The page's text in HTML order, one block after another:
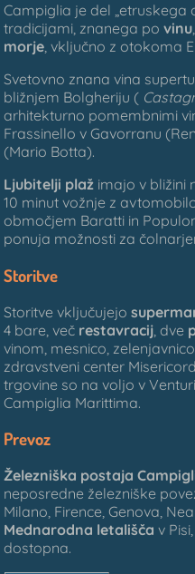
Campiglia je del
tradicijami, znanega povinu
morje, vključno z otokoma
Svetovno znana vina
bližnjem Bolgheriju (
arhitekturno pomembnimi
Frassinello v Gavorranu
(Mario Botta).
Ljubitelji plaž imajo v bližini
10 minut vožnje z
območjem Baratti in
ponuja možnosti za
Storitve
Storitve vključujejo
4 bare, več restavracij , dve
vinom, mesnico,
zdravstveni center
trgovine so na voljo v
Campiglia Marittima.
Prevoz
Železniška postaja
neposredne železniške
Milano, Firence, Genova,
Mednarodna letališča v
dostopna.